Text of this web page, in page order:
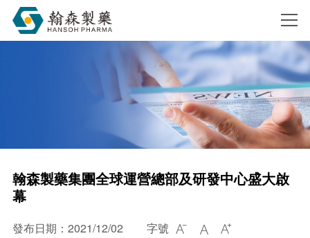
翰森製藥集團全球運營總部及研發中心盛大啟
幕
發布日期：2021/12/02 字號   